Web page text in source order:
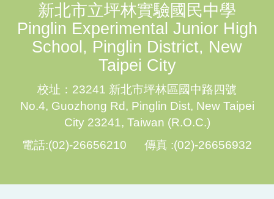
新北市立坪林實驗國民中學
Pinglin Experimental Junior High
School, Pinglin District, New
Taipei City
校址：23241 新北市坪林區國中路四號
No.4, Guozhong Rd, Pinglin Dist, New Taipei
City 23241, Taiwan (R.O.C.)
電話:(02)-26656210 傳真 :(02)-26656932